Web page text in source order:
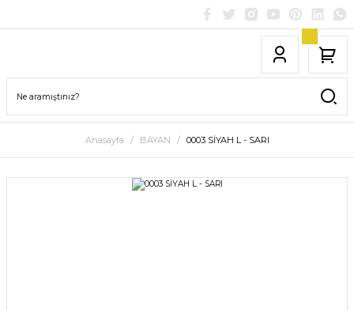
Anasayfa BAYAN 0003 SİYAH L - SARI